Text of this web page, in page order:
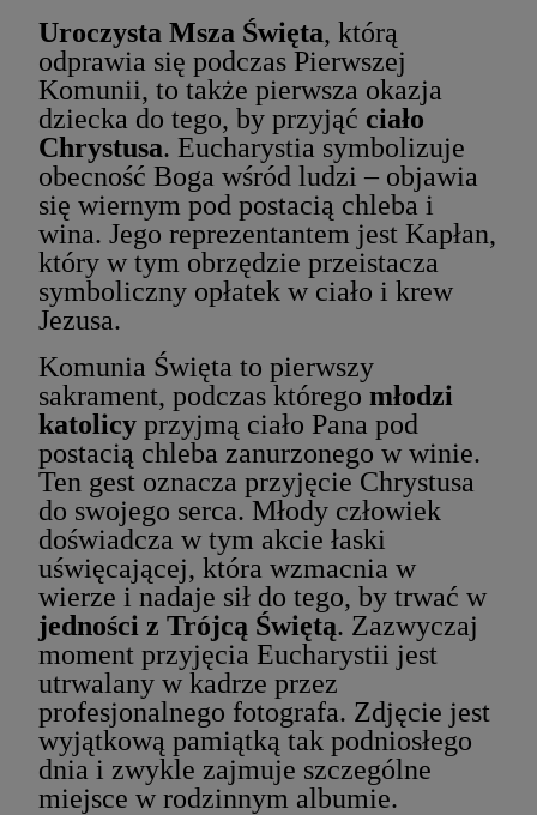
Uroczysta Msza Święta, którą
odprawia się podczas Pierwszej
Komunii, to także pierwsza okazja
dziecka do tego, by przyjąć ciało
Chrystusa. Eucharystia symbolizuje
obecność Boga wśród ludzi – objawia
się wiernym pod postacią chleba i
wina. Jego reprezentantem jest Kapłan,
który w tym obrzędzie przeistacza
symboliczny opłatek w ciało i krew
Jezusa.
Komunia Święta to pierwszy
sakrament, podczas którego młodzi
katolicy przyjmą ciało Pana pod
postacią chleba zanurzonego w winie.
Ten gest oznacza przyjęcie Chrystusa
do swojego serca. Młody człowiek
doświadcza w tym akcie łaski
uświęcającej, która wzmacnia w
wierze i nadaje sił do tego, by trwać w
jedności z Trójcą Świętą. Zazwyczaj
moment przyjęcia Eucharystii jest
utrwalany w kadrze przez
profesjonalnego fotografa. Zdjęcie jest
wyjątkową pamiątką tak podniosłego
dnia i zwykle zajmuje szczególne
miejsce w rodzinnym albumie.